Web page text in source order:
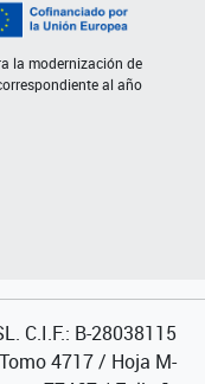
la modernización de
al año
C.I.F.: B-28038115
4717 / Hoja M-